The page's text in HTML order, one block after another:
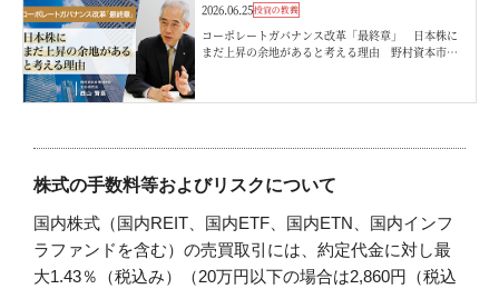
2026.06.25投資の教養
コーポレートガバナンス改革「最終章」 日本株に
まだ上昇の余地があると考える理由 野村資本市場
株式の手数料等およびリスクについて
国内株式（国内REIT、国内ETF、国内ETN、国内インフ
ラファンドを含む）の売買取引には、約定代金に対し最
大1.43％（税込み）（20万円以下の場合は2,860円（税込